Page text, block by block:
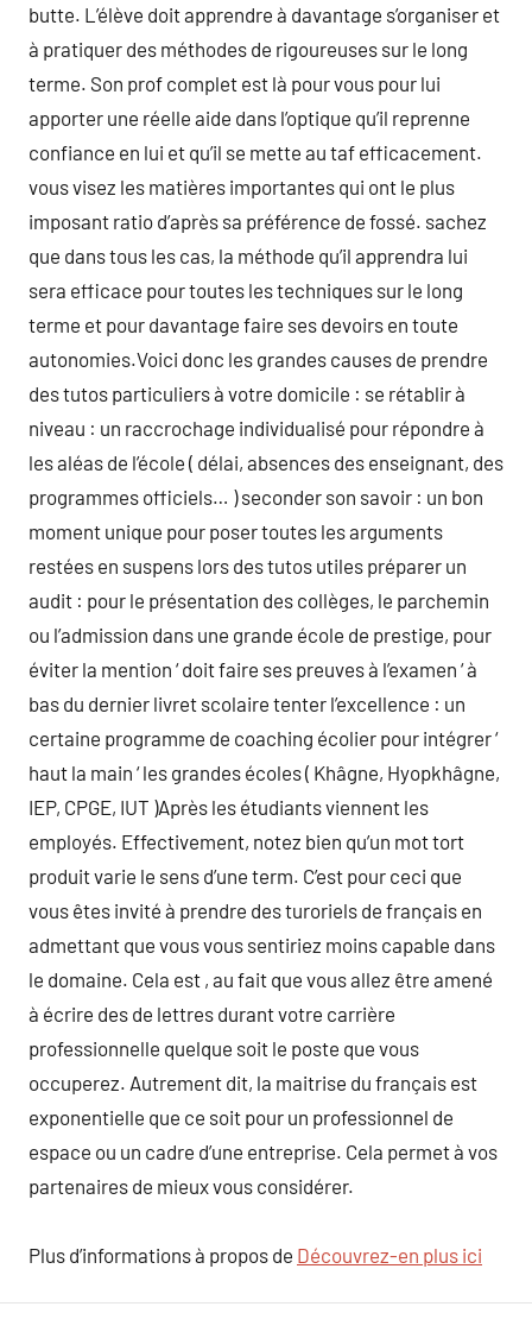
butte. L’élève doit apprendre à davantage s’organiser et
à pratiquer des méthodes de rigoureuses sur le long
terme. Son prof complet est là pour vous pour lui
apporter une réelle aide dans l’optique qu’il reprenne
confiance en lui et qu’il se mette au taf efficacement.
vous visez les matières importantes qui ont le plus
imposant ratio d’après sa préférence de fossé. sachez
que dans tous les cas, la méthode qu’il apprendra lui
sera efficace pour toutes les techniques sur le long
terme et pour davantage faire ses devoirs en toute
autonomies.Voici donc les grandes causes de prendre
des tutos particuliers à votre domicile : se rétablir à
niveau : un raccrochage individualisé pour répondre à
les aléas de l’école ( délai, absences des enseignant, des
programmes officiels… ) seconder son savoir : un bon
moment unique pour poser toutes les arguments
restées en suspens lors des tutos utiles préparer un
audit : pour le présentation des collèges, le parchemin
ou l’admission dans une grande école de prestige, pour
éviter la mention ‘ doit faire ses preuves à l’examen ‘ à
bas du dernier livret scolaire tenter l’excellence : un
certaine programme de coaching écolier pour intégrer ‘
haut la main ‘ les grandes écoles ( Khâgne, Hyopkhâgne,
IEP, CPGE, IUT )Après les étudiants viennent les
employés. Effectivement, notez bien qu’un mot tort
produit varie le sens d’une term. C’est pour ceci que
vous êtes invité à prendre des turoriels de français en
admettant que vous vous sentiriez moins capable dans
le domaine. Cela est , au fait que vous allez être amené
à écrire des de lettres durant votre carrière
professionnelle quelque soit le poste que vous
occuperez. Autrement dit, la maitrise du français est
exponentielle que ce soit pour un professionnel de
espace ou un cadre d’une entreprise. Cela permet à vos
partenaires de mieux vous considérer.
Plus d’informations à propos de Découvrez-en plus ici